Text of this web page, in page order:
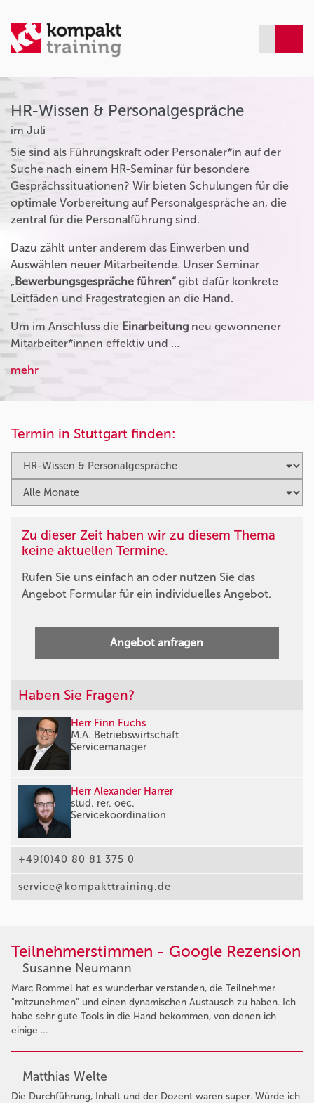
HR-Wissen & Personalgespräche
im Juli
Sie sind als Führungskraft oder Personaler*in auf der
Suche nach einem HR-Seminar für besondere
Gesprächssituationen? Wir bieten Schulungen für die
optimale Vorbereitung auf Personalgespräche an, die
zentral für die Personalführung sind.
Dazu zählt unter anderem das Einwerben und
Auswählen neuer Mitarbeitende. Unser Seminar
„Bewerbungsgespräche führen“ gibt dafür konkrete
Leitfäden und Fragestrategien an die Hand.
Um im Anschluss die Einarbeitung neu gewonnener
Mitarbeiter*innen effektiv und …
mehr
Termin in Stuttgart finden:
Zu dieser Zeit haben wir zu diesem Thema
keine aktuellen Termine.
Rufen Sie uns einfach an oder nutzen Sie das
Angebot Formular für ein individuelles Angebot.
Angebot anfragen
Haben Sie Fragen?
Herr Finn Fuchs
M.A. Betriebswirtschaft
Servicemanager
Herr Alexander Harrer
stud. rer. oec.
Servicekoordination
+49(0)40 80 81 375 0
service@kompakttraining.de
Teilnehmerstimmen - Google Rezension
Susanne Neumann
Marc Rommel hat es wunderbar verstanden, die Teilnehmer
"mitzunehmen" und einen dynamischen Austausch zu haben. Ich
habe sehr gute Tools in die Hand bekommen, von denen ich
einige …
Matthias Welte
Die Durchführung, Inhalt und der Dozent waren super. Würde ich